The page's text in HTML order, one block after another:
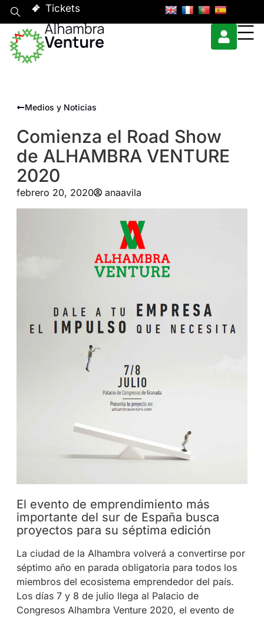
Tickets
Medios y Noticias
Comienza el Road Show
de ALHAMBRA VENTURE
2020
febrero 20, 2020 anaavila
El evento de emprendimiento más
importante del sur de España busca
proyectos para su séptima edición
La ciudad de la Alhambra volverá a convertirse por
séptimo año en parada obligatoria para todos los
miembros del ecosistema emprendedor del país.
Los días 7 y 8 de julio llega al Palacio de
Congresos Alhambra Venture 2020, el evento de